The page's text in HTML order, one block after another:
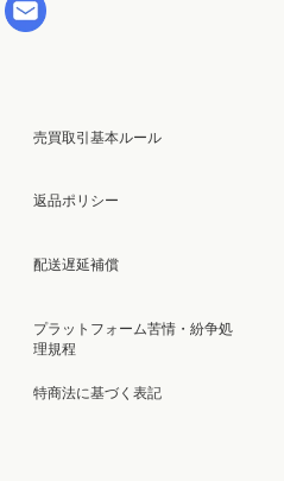
売買取引基本ルール
返品ポリシー
配送遅延補償
プラットフォーム苦情・紛争処
理規程
特商法に基づく表記